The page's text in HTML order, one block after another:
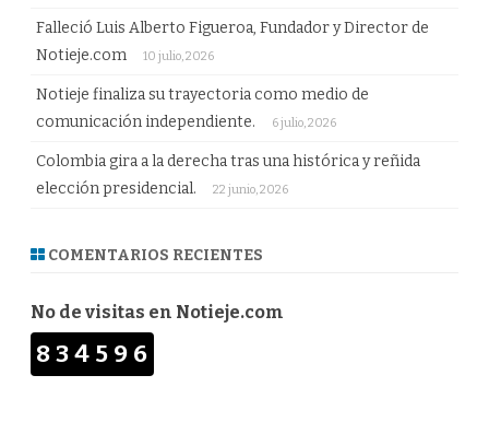
Falleció Luis Alberto Figueroa, Fundador y Director de
Notieje.com
10 julio, 2026
Notieje finaliza su trayectoria como medio de
comunicación independiente.
6 julio, 2026
Colombia gira a la derecha tras una histórica y reñida
elección presidencial.
22 junio, 2026
COMENTARIOS RECIENTES
No de visitas en Notieje.com
834596